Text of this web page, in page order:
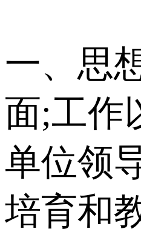
一、思
面;工作
单位领
培育和